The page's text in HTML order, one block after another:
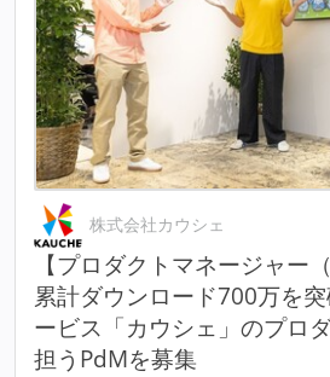
株式会社カウシェ
【プロダクトマネージャー
累計ダウンロード700万を
ービス「カウシェ」のプロ
担うPdMを募集